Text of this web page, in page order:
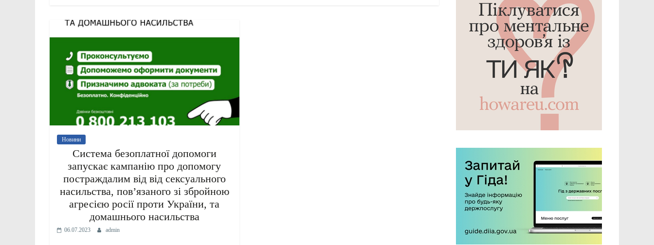
Новини
Система безоплатної допомоги
запускає кампанію про допомогу
постраждалим від від сексуального
насильства, пов’язаного зі збройною
агресією росії проти України, та
домашнього насильства
06.07.2023 admin